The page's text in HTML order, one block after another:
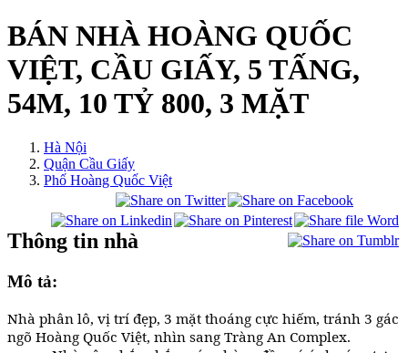
BÁN NHÀ HOÀNG QUỐC
VIỆT, CẦU GIẤY, 5 TẤNG,
54M, 10 TỶ 800, 3 MẶT
Hà Nội
Quận Cầu Giấy
Phố Hoàng Quốc Việt
Thông tin nhà
Mô tả:
Nhà phân lô, vị trí đẹp, 3 mặt thoáng cực hiếm, tránh 3 gác
ngõ Hoàng Quốc Việt, nhìn sang Tràng An Complex.